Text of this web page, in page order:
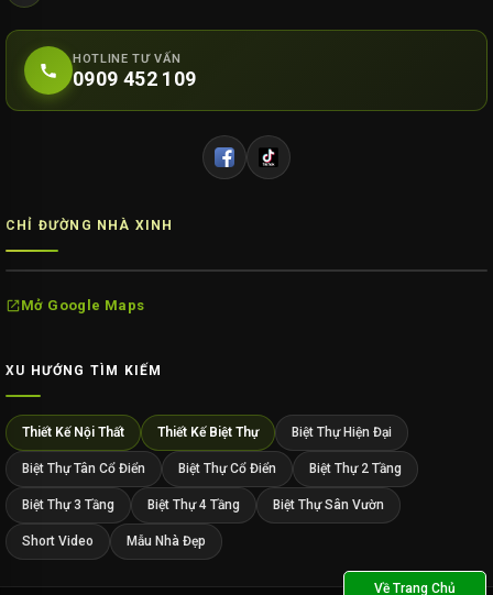
HOTLINE TƯ VẤN
0909 452 109
CHỈ ĐƯỜNG NHÀ XINH
Mở Google Maps
XU HƯỚNG TÌM KIẾM
Thiết Kế Nội Thất Thiết Kế Biệt Thự Biệt Thự Hiện Đại
Biệt Thự Tân Cổ Điển Biệt Thự Cổ Điển Biệt Thự 2 Tầng
Biệt Thự 3 Tầng Biệt Thự 4 Tầng Biệt Thự Sân Vườn
Short Video Mẫu Nhà Đẹp